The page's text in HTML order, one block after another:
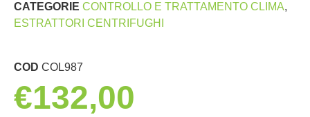
CATEGORIE CONTROLLO E TRATTAMENTO CLIMA,
ESTRATTORI CENTRIFUGHI
COD COL987
€132,00